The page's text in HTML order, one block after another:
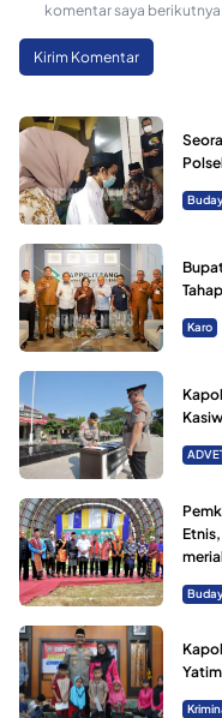
komentar saya berikutnya.
Karo
Yatim